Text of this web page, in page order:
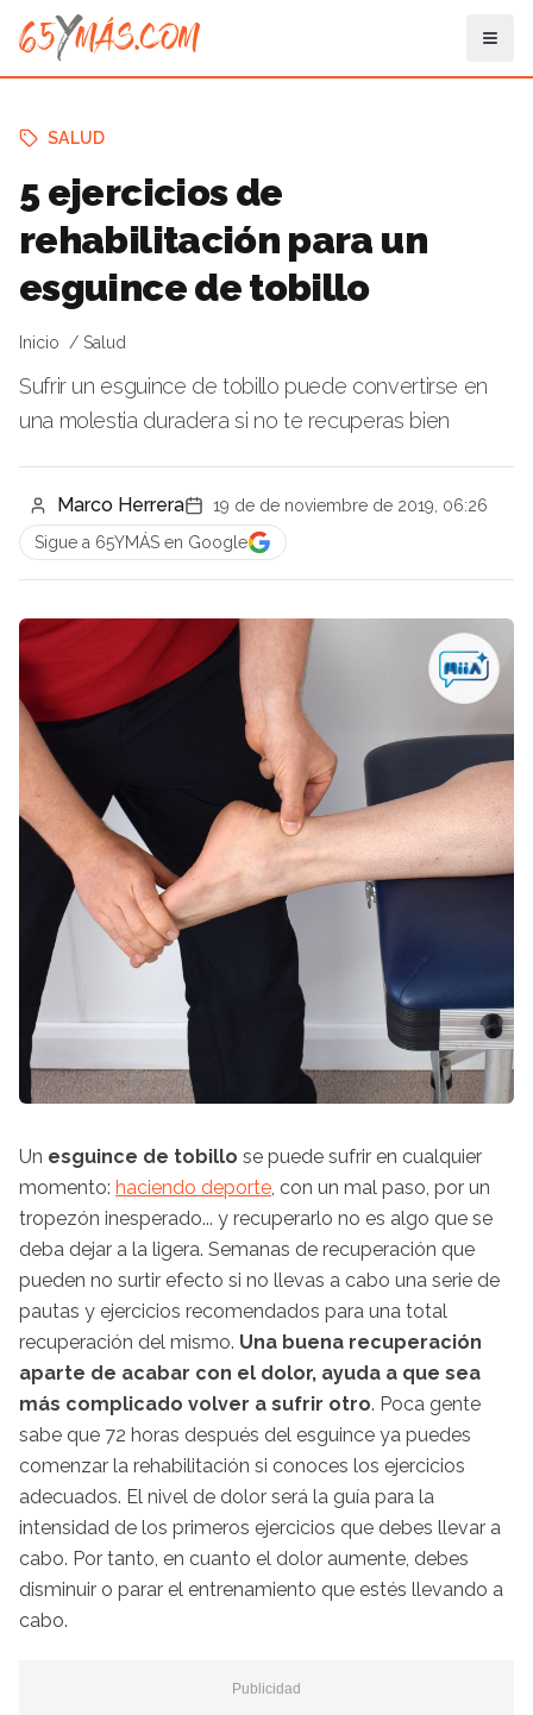
SALUD
5 ejercicios de
rehabilitación para un
esguince de tobillo
Inicio Salud
Sufrir un esguince de tobillo puede convertirse en
una molestia duradera si no te recuperas bien
Marco Herrera
19 de de noviembre de 2019, 06:26
Sigue a 65YMÁS en Google
Un esguince de tobillo se puede sufrir en cualquier
momento: haciendo deporte, con un mal paso, por un
tropezón inesperado... y recuperarlo no es algo que se
deba dejar a la ligera. Semanas de recuperación que
pueden no surtir efecto si no llevas a cabo una serie de
pautas y ejercicios recomendados para una total
recuperación del mismo. Una buena recuperación
aparte de acabar con el dolor, ayuda a que sea
más complicado volver a sufrir otro. Poca gente
sabe que 72 horas después del esguince ya puedes
comenzar la rehabilitación si conoces los ejercicios
adecuados. El nivel de dolor será la guía para la
intensidad de los primeros ejercicios que debes llevar a
cabo. Por tanto, en cuanto el dolor aumente, debes
disminuir o parar el entrenamiento que estés llevando a
cabo.